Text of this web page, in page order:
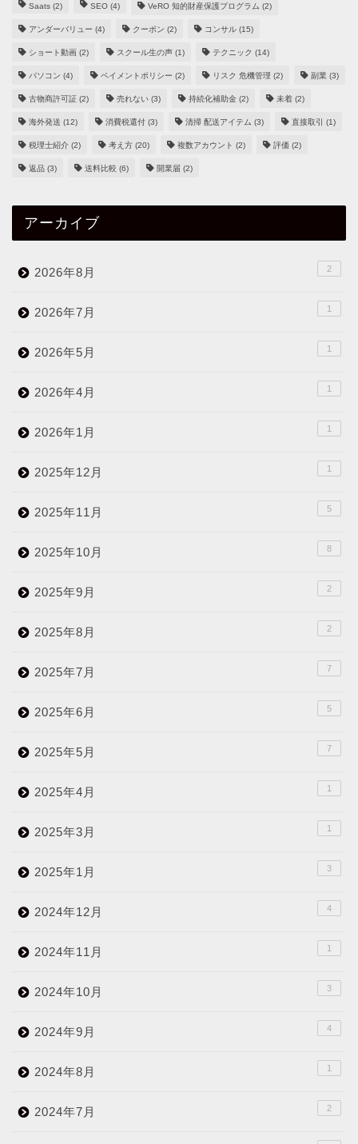
Saats (2) SEO (4) VeRO 知的財産保護プログラム (2)
アンダーバリュー (4) クーポン (2) コンサル (15)
ショート動画 (2) スクール生の声 (1) テクニック (14)
パソコン (4) ペイメントポリシー (2) リスク 危機管理 (2) 副業 (3)
古物商許可証 (2) 売れない (3) 持続化補助金 (2) 未着 (2)
海外発送 (12) 消費税還付 (3) 清掃 配送アイテム (3) 直接取引 (1)
税理士紹介 (2) 考え方 (20) 複数アカウント (2) 評価 (2)
返品 (3) 送料比較 (6) 開業届 (2)
アーカイブ
2026年8月 2
2026年7月 1
2026年5月 1
2026年4月 1
2026年1月 1
2025年12月 1
2025年11月 5
2025年10月 8
2025年9月 2
2025年8月 2
2025年7月 7
2025年6月 5
2025年5月 7
2025年4月 1
2025年3月 1
2025年1月 3
2024年12月 4
2024年11月 1
2024年10月 3
2024年9月 4
2024年8月 1
2024年7月 2